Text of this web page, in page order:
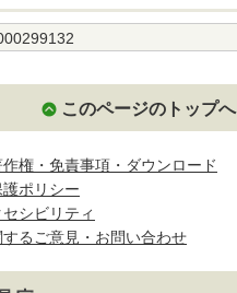
このページのトップへ
作権・免責事項・ダウンロード
ポリシー
シビリティ
るご意見・お問い合わせ